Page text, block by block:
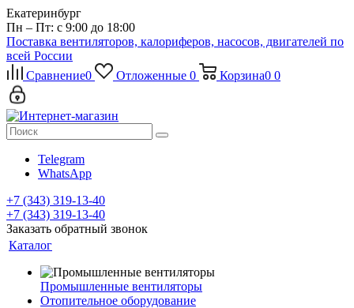
Екатеринбург
Пн – Пт: с 9:00 до 18:00
Поставка вентиляторов, калориферов, насосов, двигателей по
всей России
Сравнение0 Отложенные 0 Корзина0 0
Telegram
WhatsApp
+7 (343) 319-13-40
+7 (343) 319-13-40
Заказать обратный звонок
Каталог
Промышленные вентиляторы
Отопительное оборудование